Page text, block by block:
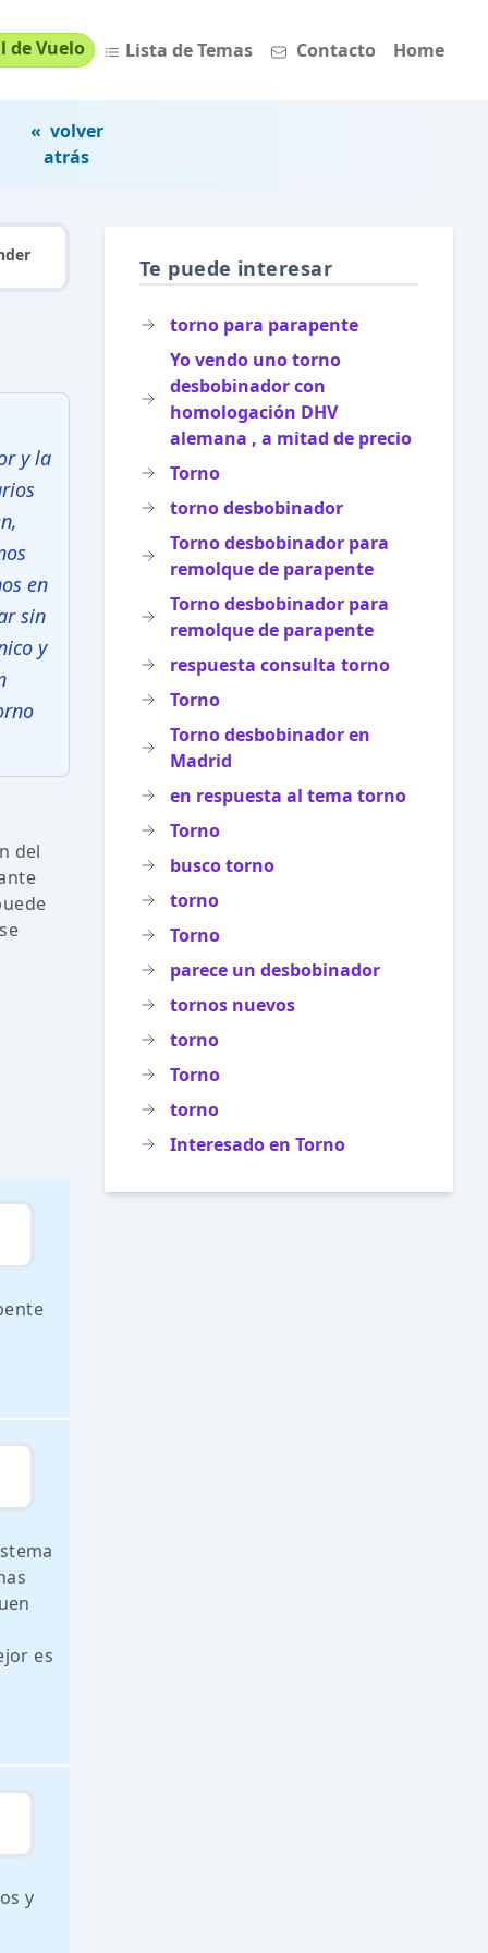
de Vuelo Lista de Temas Contacto Home
« volver
atrás
y la
en
sin
y
del
es
y
Te puede interesar
torno para parapente
Yo vendo uno torno
desbobinador con
homologación DHV
alemana , a mitad de precio
Torno
torno desbobinador
Torno desbobinador para
remolque de parapente
Torno desbobinador para
remolque de parapente
respuesta consulta torno
Torno
Torno desbobinador en
Madrid
en respuesta al tema torno
Torno
busco torno
torno
Torno
parece un desbobinador
tornos nuevos
torno
Torno
torno
Interesado en Torno